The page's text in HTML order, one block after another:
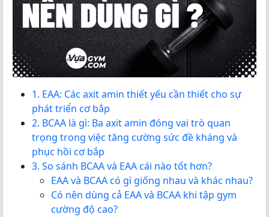
1. EAA: Các axit amin thiết yếu cần thiết cho sự
phát triển cơ bắp
2. BCAA là gì: Ba axit amin đóng vai trò quan
trọng trong việc tăng cường sức đề kháng và
phục hồi cơ bắp
3. So sánh BCAA và EAA cái nào tốt hơn?
EAA và BCAA có gì giống nhau và khác nhau?
Có nên dùng cả EAA và BCAA khi tập gym
cường độ cao?